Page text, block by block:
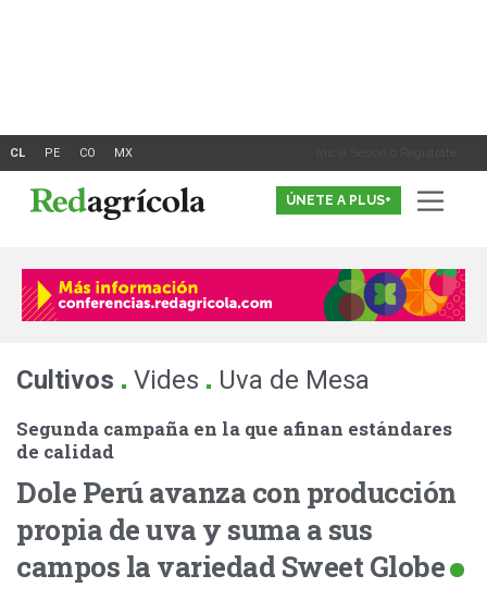
Inicia Sesión o Registrate
ÚNETE A PLUS+
Cultivos . Vides . Uva de Mesa
Segunda campaña en la que afinan estándares
de calidad
Dole Perú avanza con producción
propia de uva y suma a sus
campos la variedad Sweet Globe